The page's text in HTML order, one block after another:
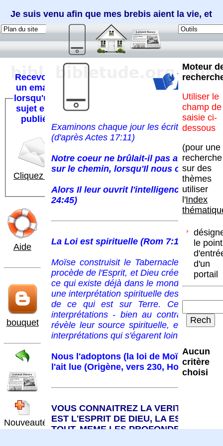
Je suis venu afin que mes brebis aient la vie, et
qu'elles l'aient en abondance (Jean 10:10)